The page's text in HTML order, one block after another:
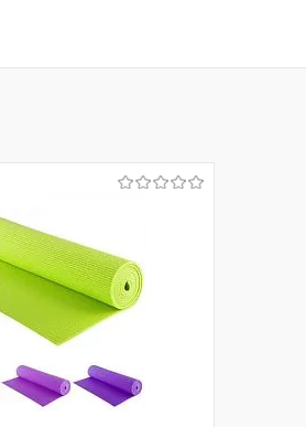
поштою протягом 2-5 днів
грн (упаковку оплачує
кілька варіантів з різним
(див. фото), колір та
не можна!